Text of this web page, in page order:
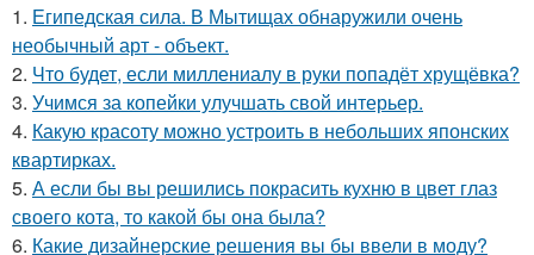
1. Египедская сила. В Мытищах обнаружили очень
необычный арт - объект.
2. Что будет, если миллениалу в руки попадёт хрущёвка?
3. Учимся за копейки улучшать свой интерьер.
4. Какую красоту можно устроить в небольших японских
квартирках.
5. А если бы вы решились покрасить кухню в цвет глаз
своего кота, то какой бы она была?
6. Какие дизайнерские решения вы бы ввели в моду?